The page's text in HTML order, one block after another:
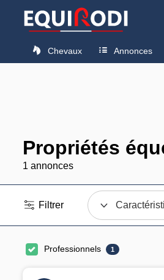
Chevaux Annonces
Propriétés
1 annonces
Filtrer
Professionnels 1